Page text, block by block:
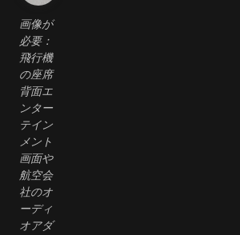
画像が
必要：
飛行機
の座席
背面エ
ンター
テイン
メント
画面や
航空会
社のオ
ーディ
オアダ